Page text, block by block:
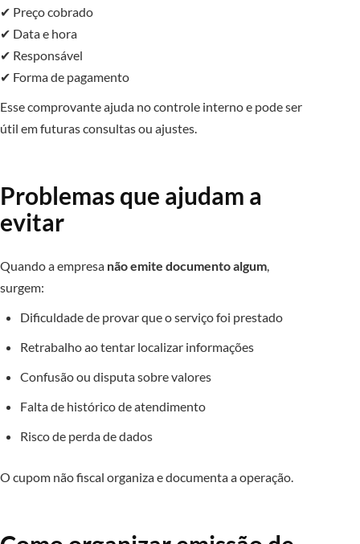
✔ Preço cobrado
✔ Data e hora
✔ Responsável
✔ Forma de pagamento
Esse comprovante ajuda no controle interno e pode ser
útil em futuras consultas ou ajustes.
Problemas que ajudam a
evitar
Quando a empresa não emite documento algum,
surgem:
Dificuldade de provar que o serviço foi prestado
Retrabalho ao tentar localizar informações
Confusão ou disputa sobre valores
Falta de histórico de atendimento
Risco de perda de dados
O cupom não fiscal organiza e documenta a operação.